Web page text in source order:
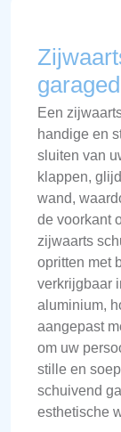
Een
handige en
sluiten van
klappen,
wand,
de voorkant
zijwaarts
opritten met
verkrijgbaar
aluminium,
aangepast
om uw
stille en
schuivend
esthetische